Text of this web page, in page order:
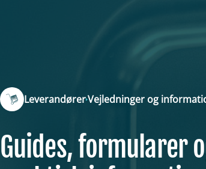
LeverandørerVejledninger og
Guides, formularer